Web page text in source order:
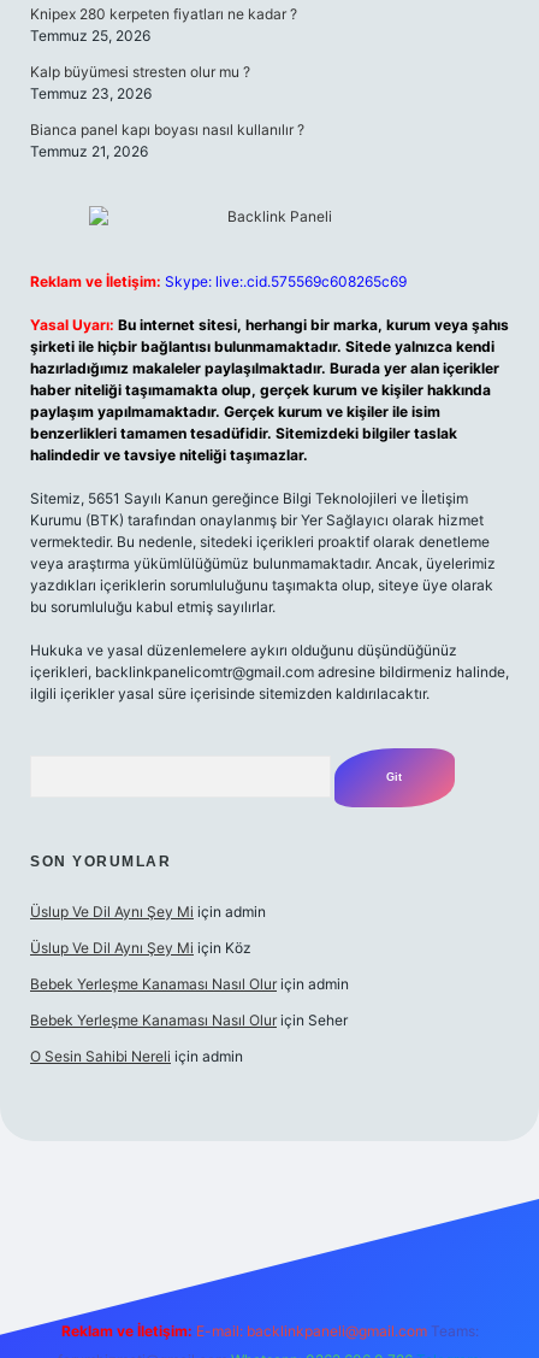
Knipex 280 kerpeten fiyatları ne kadar ?
Temmuz 25, 2026
Kalp büyümesi stresten olur mu ?
Temmuz 23, 2026
Bianca panel kapı boyası nasıl kullanılır ?
Temmuz 21, 2026
Reklam ve İletişim: Skype: live:.cid.575569c608265c69
Yasal Uyarı: Bu internet sitesi, herhangi bir marka, kurum veya şahıs
şirketi ile hiçbir bağlantısı bulunmamaktadır. Sitede yalnızca kendi
hazırladığımız makaleler paylaşılmaktadır. Burada yer alan içerikler
haber niteliği taşımamakta olup, gerçek kurum ve kişiler hakkında
paylaşım yapılmamaktadır. Gerçek kurum ve kişiler ile isim
benzerlikleri tamamen tesadüfidir. Sitemizdeki bilgiler taslak
halindedir ve tavsiye niteliği taşımazlar.
Sitemiz, 5651 Sayılı Kanun gereğince Bilgi Teknolojileri ve İletişim
Kurumu (BTK) tarafından onaylanmış bir Yer Sağlayıcı olarak hizmet
vermektedir. Bu nedenle, sitedeki içerikleri proaktif olarak denetleme
veya araştırma yükümlülüğümüz bulunmamaktadır. Ancak, üyelerimiz
yazdıkları içeriklerin sorumluluğunu taşımakta olup, siteye üye olarak
bu sorumluluğu kabul etmiş sayılırlar.
Hukuka ve yasal düzenlemelere aykırı olduğunu düşündüğünüz
içerikleri, backlinkpanelicomtr@gmail.com adresine bildirmeniz halinde,
ilgili içerikler yasal süre içerisinde sitemizden kaldırılacaktır.
SON YORUMLAR
Üslup Ve Dil Aynı Şey Mi için admin
Üslup Ve Dil Aynı Şey Mi için Köz
Bebek Yerleşme Kanaması Nasıl Olur için admin
Bebek Yerleşme Kanaması Nasıl Olur için Seher
O Sesin Sahibi Nereli için admin
Reklam ve İletişim: E-mail: backlinkpaneli@gmail.com Teams: